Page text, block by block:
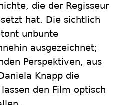
die der Regisseur
hat. Die sichtlich
unbunte
ausgezeichnet;
Perspektiven, aus
Knapp die
den Film optisch